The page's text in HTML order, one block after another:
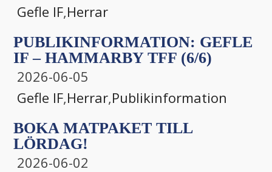
Gefle IF,Herrar
PUBLIKINFORMATION: GEFLE
IF – HAMMARBY TFF (6/6)
2026-06-05
Gefle IF,Herrar,Publikinformation
BOKA MATPAKET TILL
LÖRDAG!
2026-06-02